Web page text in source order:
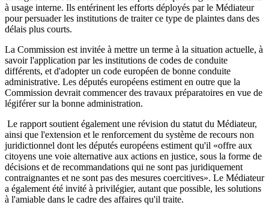
à usage interne. Ils entérinent les efforts déployés par le Médiateur
pour persuader les institutions de traiter ce type de plaintes dans des
délais plus courts.
La Commission est invitée à mettre un terme à la situation actuelle, à
savoir l'application par les institutions de codes de conduite
différents, et d'adopter un code européen de bonne conduite
administrative. Les députés européens estiment en outre que la
Commission devrait commencer des travaux préparatoires en vue de
légiférer sur la bonne administration.
Le rapport soutient également une révision du statut du Médiateur,
ainsi que l'extension et le renforcement du système de recours non
juridictionnel dont les députés européens estiment qu'il «offre aux
citoyens une voie alternative aux actions en justice, sous la forme de
décisions et de recommandations qui ne sont pas juridiquement
contraignantes et ne sont pas des mesures coercitives». Le Médiateur
a également été invité à privilégier, autant que possible, les solutions
à l'amiable dans le cadre des affaires qu'il traite.